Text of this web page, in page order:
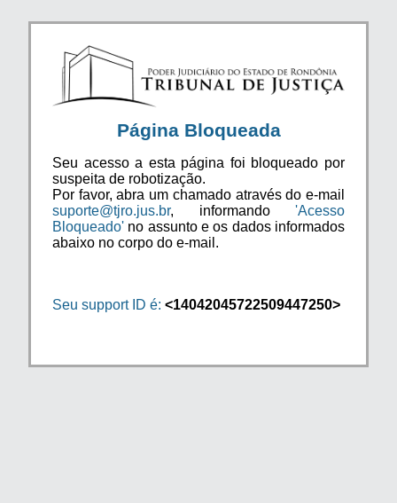
Página Bloqueada
Seu acesso a esta página foi bloqueado por
suspeita de robotização.
Por favor, abra um chamado através do e-mail
suporte@tjro.jus.br, informando 'Acesso
Bloqueado' no assunto e os dados informados
abaixo no corpo do e-mail.
Seu support ID é: <14042045722509447250>